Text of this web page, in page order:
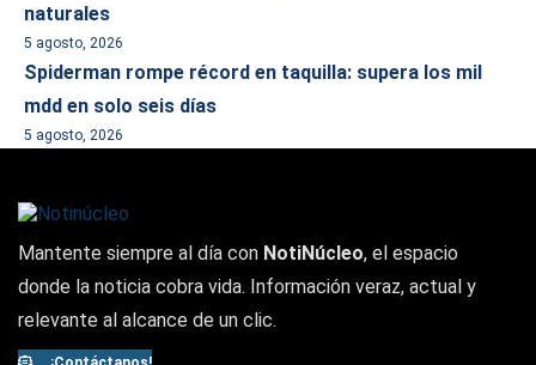
naturales
5 agosto, 2026
Spiderman rompe récord en taquilla: supera los mil
mdd en solo seis días
5 agosto, 2026
Mantente siempre al día con NotiNúcleo, el espacio
donde la noticia cobra vida. Información veraz, actual y
relevante al alcance de un clic.